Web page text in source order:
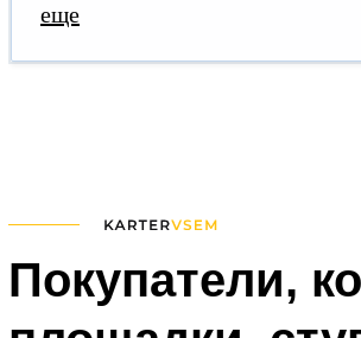
еще
Покупатели,